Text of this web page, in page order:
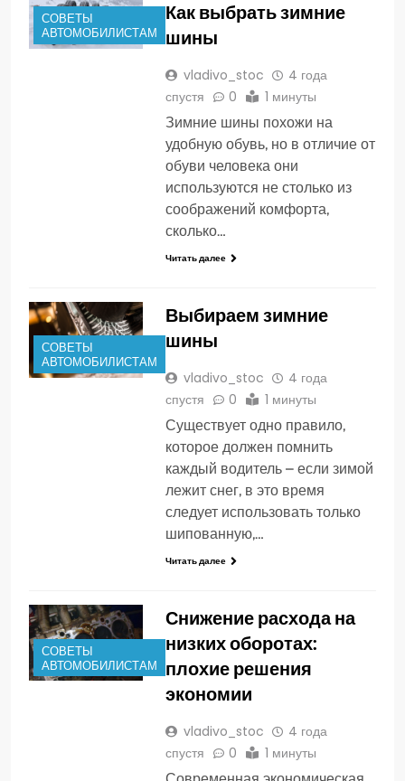
СОВЕТЫ
АВТОМОБИЛИСТАМ
Как выбрать зимние
шины
vladivo_stoc
4 года
спустя
0 1 минуты
Зимние шины похожи на
удобную обувь, но в отличие от
обуви человека они
используются не столько из
соображений комфорта,
сколько…
Читать далее
СОВЕТЫ
АВТОМОБИЛИСТАМ
Выбираем зимние
шины
vladivo_stoc
4 года
спустя
0 1 минуты
Существует одно правило,
которое должен помнить
каждый водитель – если зимой
лежит снег, в это время
следует использовать только
шипованную,…
Читать далее
СОВЕТЫ
АВТОМОБИЛИСТАМ
Снижение расхода на
низких оборотах:
плохие решения
экономии
vladivo_stoc
4 года
спустя
0 1 минуты